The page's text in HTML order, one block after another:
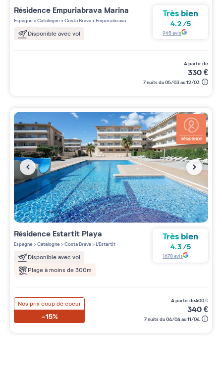
Résidence Empuriabrava Marina
Espagne>Catalogne>Costa Brava>Empuriabrava
Disponible avec vol
Très bien
4.2/5
945avis
à partir de
330€
7 nuits du 05/03 au 12/03
Résidence Estartit Playa
Espagne>Catalogne>Costa Brava>L'Estartit
Disponible avec vol
Plage à moins de 300m
Très bien
4.3/5
1678avis
Nos prix coup de coeur
-15%
à partir de400€
340€
7 nuits du 04/04 au 11/04